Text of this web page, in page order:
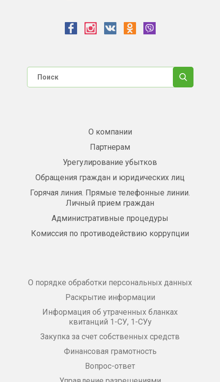
О компании
Партнерам
Урегулирование убытков
Обращения граждан и юридических лиц
Горячая линия. Прямые телефонные линии.
Личный прием граждан
Административные процедуры
Комиссия по противодействию коррупции
О порядке обработки персональных данных
Раскрытие информации
Информация об утраченных бланках
квитанций 1-СУ, 1-СУу
Закупка за счет собственных средств
Финансовая грамотность
Вопрос-ответ